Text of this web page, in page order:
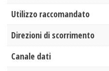
Utilizzo raccomandato
Direzioni di scorrimento
Canale dati